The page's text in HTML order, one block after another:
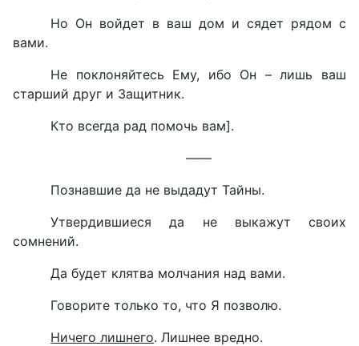
Но Он войдет в ваш дом и сядет рядом с
вами.
Не поклоняйтесь Ему, ибо Он – лишь ваш
старший друг и Защитник.
Кто всегда рад помочь вам].
——
Познавшие да не выдадут Тайны.
Утвердившиеся да не выкажут своих
сомнений.
Да будет клятва молчания над вами.
Говорите только то, что Я позволю.
Ничего лишнего. Лишнее вредно.